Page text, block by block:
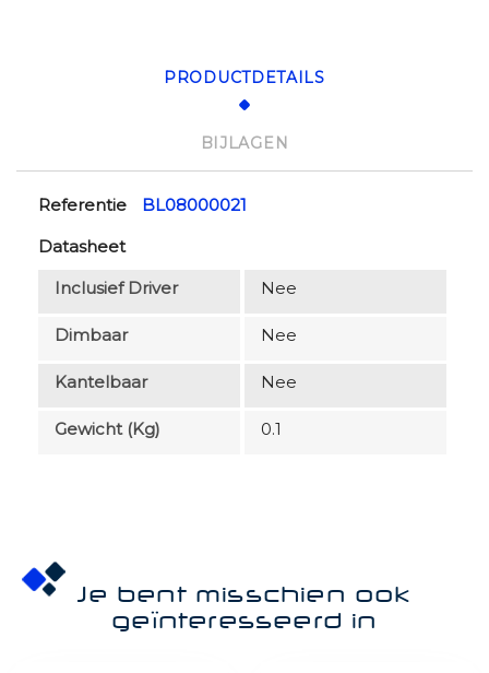
PRODUCTDETAILS
BIJLAGEN
Referentie
BL08000021
Datasheet
Inclusief Driver
Nee
Dimbaar Nee
Kantelbaar Nee
Gewicht (kg) 0.1
Je bent misschien ook
geïnteresseerd in